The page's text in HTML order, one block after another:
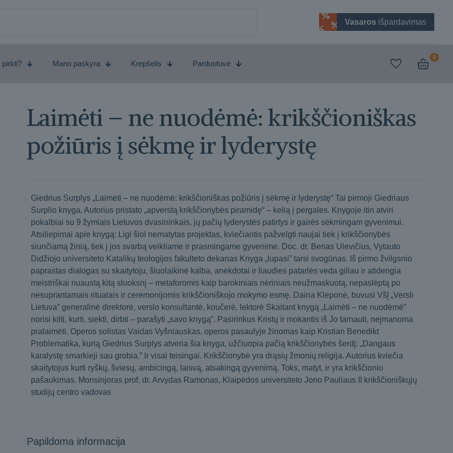
Vasaros išpardavimas
pirkti? Mano paskyra Krepšelis Parduotuvė
0
Laimėti – ne nuodėmė: krikščioniškas
požiūris į sėkmę ir lyderystę
Giedrius Surplys „Laimėti – ne nuodėmė: krikščioniškas požiūris į sėkmę ir lyderystę“ Tai pirmoji Giedriaus
Surplio knyga. Autorius pristato „apverstą krikščionybės piramidę“ – kelią į pergales. Knygoje itin atviri
pokalbiai su 9 žymiais Lietuvos dvasininkais, jų pačių lyderystės patirtys ir gairės sėkmingam gyvenimui.
Atsiliepimai apie knygą: Ligi šiol nematytas projektas, kviečiantis pažvelgti naujai tiek į krikščionybės
siunčiamą žinią, tiek į jos svarbą veikliame ir prasmingame gyvenime. Doc. dr. Benas Ulevičius, Vytauto
Didžiojo universiteto Katalikų teologijos fakulteto dekanas Knyga „lupasi” tarsi svogūnas. Iš pirmo žvilgsnio
paprastas dialogas su skaitytoju, šiuolaikinė kalba, anekdotai ir liaudies patarlės veda giliau ir atidengia
meistriškai nuaustą kitą sluoksnį – metaforomis kaip barokiniais nėriniais neužmaskuotą, nepaslėptą po
nesuprantamais ritualais ir ceremonijomis krikščioniškojo mokymo esmę. Daina Kleponė, buvusi VšĮ „Versli
Lietuva” generalinė direktorė, verslo konsultantė, koučerė, lektorė Skaitant knygą „Laimėti – ne nuodėmė”
norisi kilti, kurti, siekti, dirbti – parašyti „savo knygą”. Pasirinkus Kristų ir mokantis iš Jo tarnauti, neįmanoma
pralaimėti. Operos solistas Vaidas Vyšniauskas, operos pasaulyje žinomas kaip Kristian Benedikt
Problematika, kurią Giedrius Surplys atveria šia knyga, užčiuopia pačią krikščionybės šerdį: „Dangaus
karalystę smarkieji sau grobia.” Ir visai teisingai. Krikščionybė yra drąsių žmonių religija. Autorius kviečia
skaitytojus kurti ryškų, šviesų, ambicingą, laisvą, atsakingą gyvenimą. Toks, matyt, ir yra krikščionio
pašaukimas. Monsinjoras prof. dr. Arvydas Ramonas, Klaipėdos universiteto Jono Pauliaus II krikščioniškųjų
studijų centro vadovas
Papildoma informacija